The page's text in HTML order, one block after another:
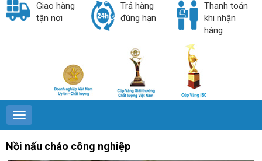
Giao hàng
tận nơi
Trả hàng
đúng hạn
Thanh toán
khi nhận
hàng
Nồi nấu cháo công nghiệp